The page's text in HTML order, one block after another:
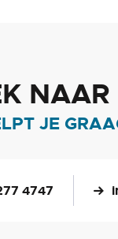
NAAR
JE
4747